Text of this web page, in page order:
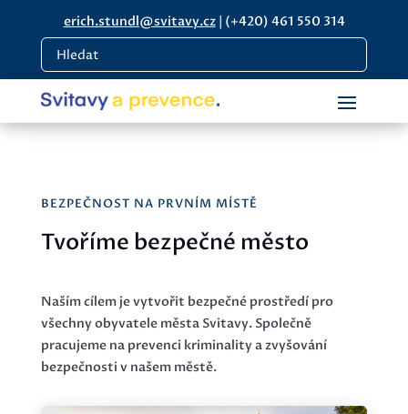
erich.stundl@svitavy.cz| (+420) 461 550 314
BEZPEČNOST NA PRVNÍM MÍSTĚ
Tvoříme bezpečné město
Naším cílem je vytvořit bezpečné prostředí pro
všechny obyvatele města Svitavy. Společně
pracujeme na prevenci kriminality a zvyšování
bezpečnosti v našem městě.